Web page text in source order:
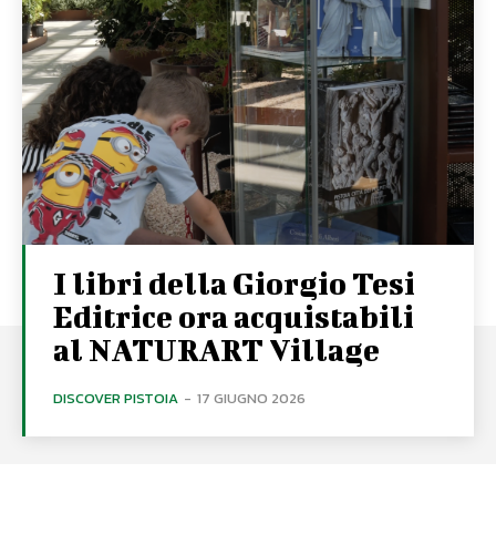
I libri della Giorgio Tesi
Editrice ora acquistabili
al NATURART Village
DISCOVER PISTOIA - 17 GIUGNO 2026